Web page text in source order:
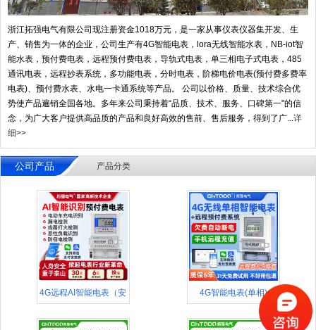
浙江拓强电气有限公司现注册资金1018万元，是一家从事仪表仪器集开发、生
产、销售为一体的企业，公司生产有4G智能电表，lora无线智能水表，NB-iot智
能水表，预付费电表，远程预付费电表，导轨式电表，单三相电子式电表，485
通讯电表，远程抄表系统，多功能电表，分时电表，阶梯电价电表(预付费多费率
电表)、预付费水表、水电一卡通系统等产品。 公司以价格、质量、技术综合优
势使产品遍销全国各地。多年来公司秉持着“品质、技术、服务、口碑第一"的信
念，为广大客户提供高品质的产品和良好高效的售前、售后服务，得到了广...详
细>>
公司产品 产品分类
4G远程AI智能电表（安 4G智能电表(单相)